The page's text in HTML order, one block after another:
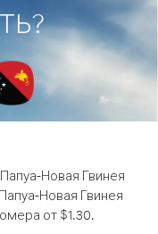
Новая Гвинея
Новая Гвинея
от $1.30.